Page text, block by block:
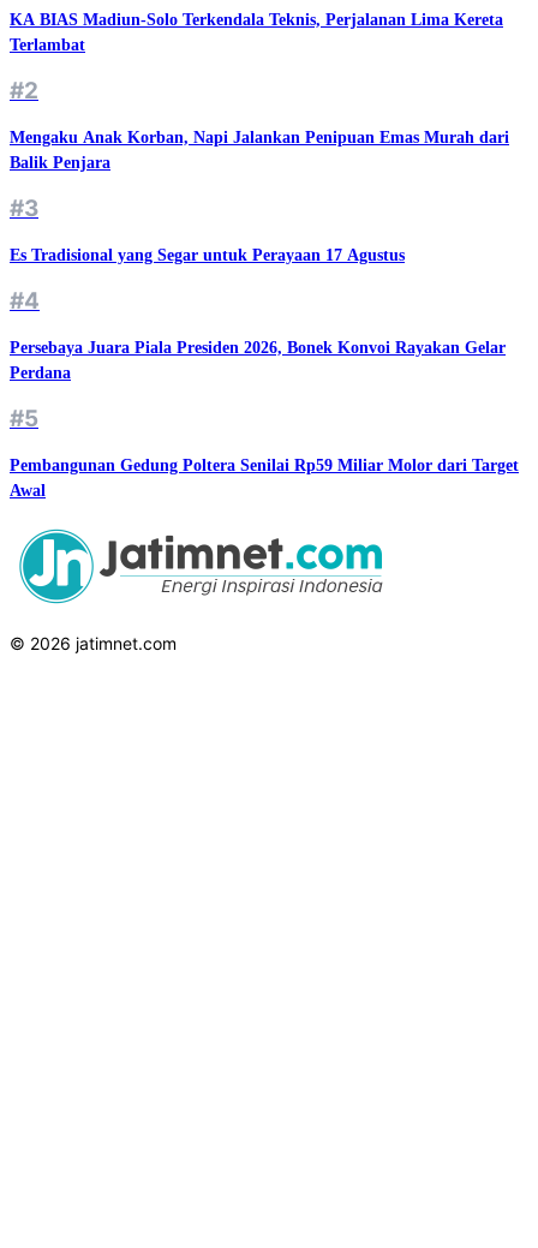
KA BIAS Madiun-Solo Terkendala Teknis, Perjalanan Lima Kereta
Terlambat
#2
Mengaku Anak Korban, Napi Jalankan Penipuan Emas Murah dari
Balik Penjara
#3
Es Tradisional yang Segar untuk Perayaan 17 Agustus
#4
Persebaya Juara Piala Presiden 2026, Bonek Konvoi Rayakan Gelar
Perdana
#5
Pembangunan Gedung Poltera Senilai Rp59 Miliar Molor dari Target
Awal
© 2026 jatimnet.com